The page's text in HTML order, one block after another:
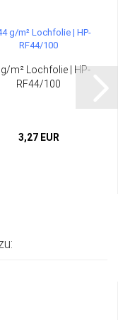
m² Lochfolie | HP-
RF44/100
3,27 EUR